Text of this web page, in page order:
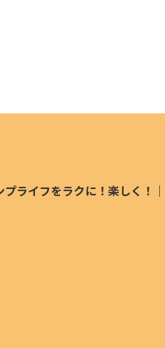
ライフをラクに！楽しく！